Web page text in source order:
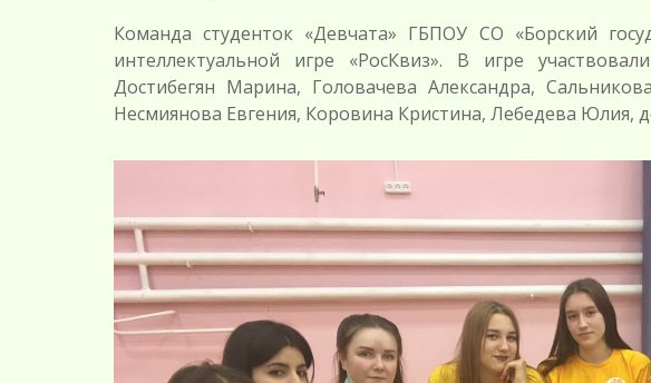
Команда студенток «Девчата» ГБПОУ СО «Борский
интеллектуальной игре «РосКвиз». В игре
Достибегян Марина, Головачева Александра,
Несмиянова Евгения, Коровина Кристина, Лебедева Юлия,